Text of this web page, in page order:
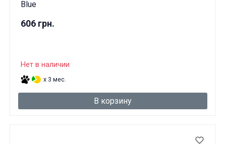
Blue
606 грн.
Нет в наличии
x 3 мес.
В корзину